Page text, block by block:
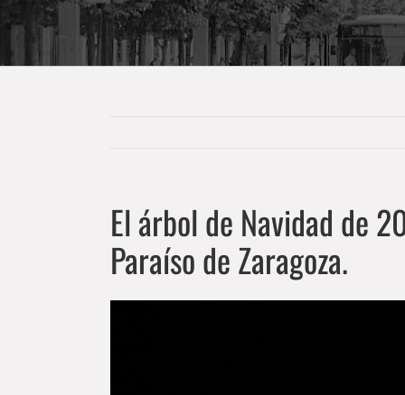
El árbol de Navidad de
Paraíso de Zaragoza.